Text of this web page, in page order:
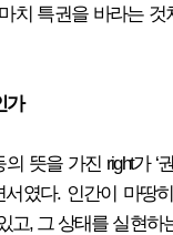
치 특권을 바라는 것
가
뜻을 가진 right가 ‘
서였다. 인간이 마땅
고, 그 상태를 실현하